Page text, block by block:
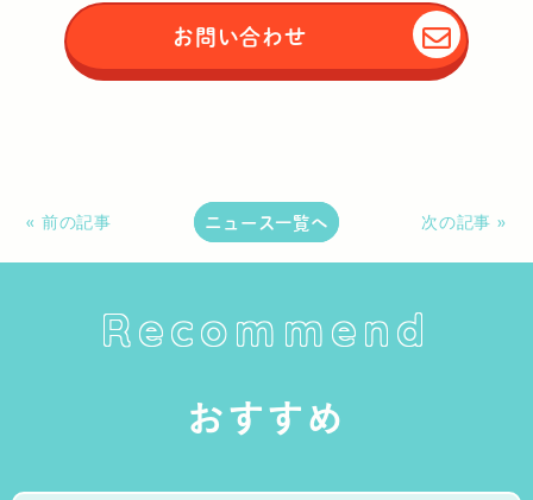
お問い合わせ
« 前の記事 ニュース一覧へ 次の記事 »
Recommend
おすすめ